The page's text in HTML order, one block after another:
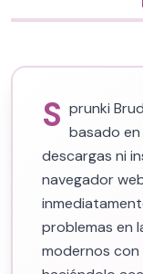
S prunki
basado
descargas ni
navegador
problemas en
modernos con